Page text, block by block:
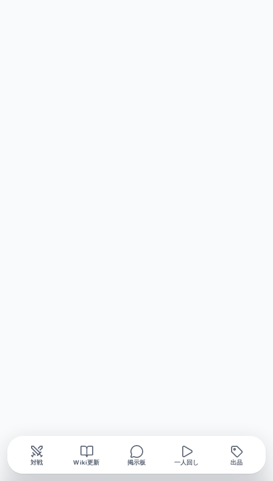
対戦 Wiki更新 掲示板 一人回し 出品